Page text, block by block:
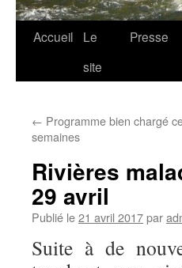
Aller
Accueil
Le
site
Presse
← Programme bien chargé
semaines
Rivières
29 avril
Publié le21 avril 2017par
Suite à de